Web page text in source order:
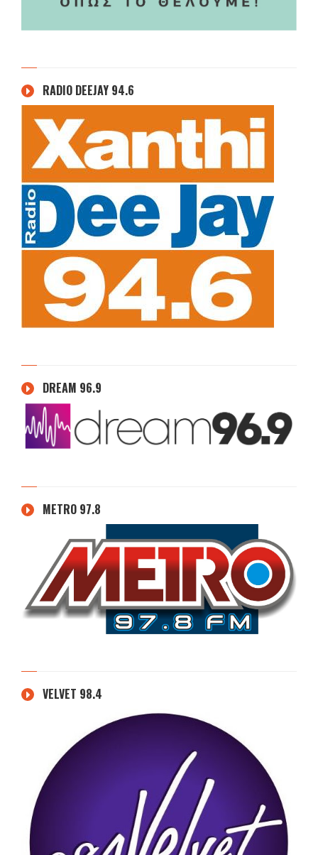
RADIO DEEJAY 94.6
DREAM 96.9
METRO 97.8
VELVET 98.4